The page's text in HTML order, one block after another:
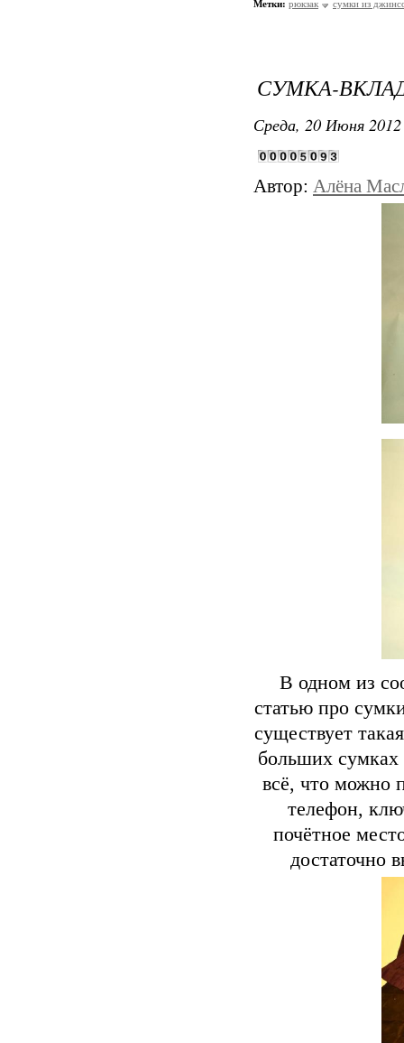
Метки: рюкзак сумки из
СУМКА-
Среда, 20 Июня
Автор: Алёна
В одном из
статью про
существует
больших
всё, что можно
телефон,
почётное
достаточно